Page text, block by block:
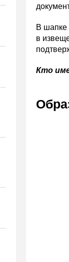
В шапке
в
Кто